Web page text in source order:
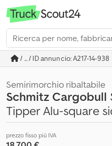
/ ... / ID annuncio: A217-14-938
Semirimorchio ribaltabile
Schmitz Cargobull
Tipper Alu-square
prezzo fisso più IVA